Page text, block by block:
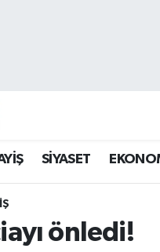
SİYASET
önledi!
Yoğunluk Haritası
Haberleri